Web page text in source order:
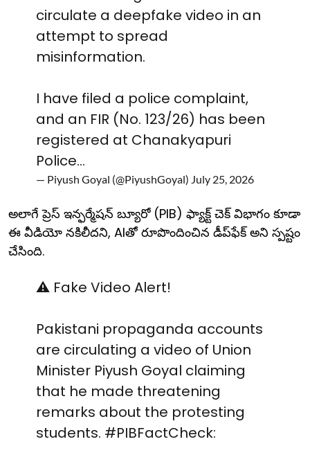
circulate a deepfake video in an
attempt to spread
misinformation.
I have filed a police complaint,
and an FIR (No. 123/26) has been
registered at Chanakyapuri
Police…
— Piyush Goyal (@PiyushGoyal) July 25, 2026
అలాగే ప్రెస్ ఇన్ఫర్మేషన్ బ్యూరో (PIB) ఫ్యాక్ట్ చెక్ విభాగం కూడా
ఈ వీడియో నకిలీదని, AIతో రూపొందించిన డీప్‌ఫేక్ అని స్పష్టం
చేసింది.
⚠️ Fake Video Alert!
Pakistani propaganda accounts
are circulating a video of Union
Minister Piyush Goyal claiming
that he made threatening
remarks about the protesting
students. #PIBFactCheck: